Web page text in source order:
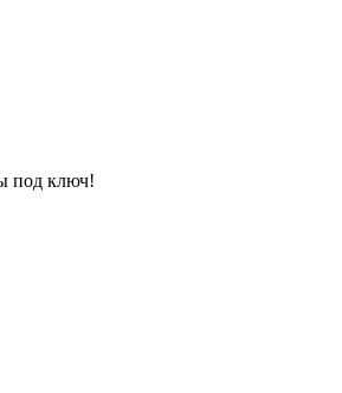
под ключ!